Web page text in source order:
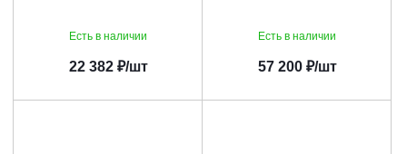
Есть в наличии
22 382₽/шт
Есть в наличии
57 200₽/шт